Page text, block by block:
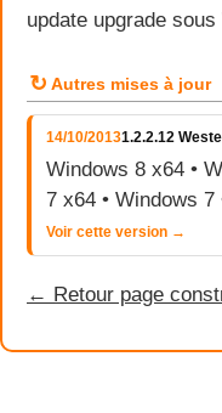
update upgrade
↻ Autres mises à jour
14/10/20131.2.2.12
Windows 8 x64 •
7 x64 • Windows
Voir cette version →
← Retour page